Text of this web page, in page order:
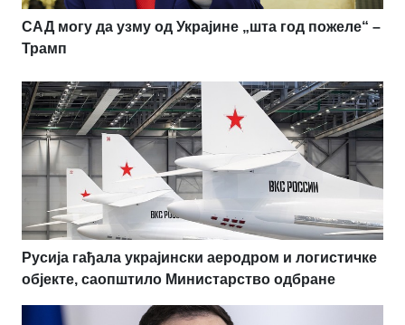
САД могу да узму од Украјине „шта год пожеле“ –
Трамп
Русија гађала украјински аеродром и логистичке
објекте, саопштило Министарство одбране